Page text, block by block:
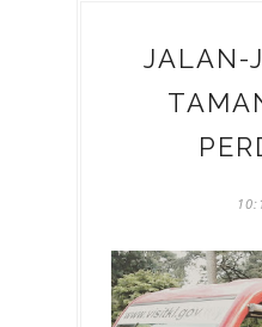
JALAN-